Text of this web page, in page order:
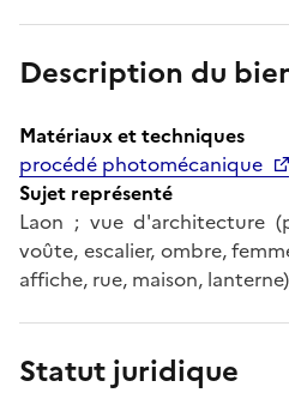
Description du
Matériaux et techniques
procédé photomécanique
Sujet représenté
Laon ; vue d'architecture
voûte, escalier, ombre,
affiche, rue, maison, lanterne)
Statut juridique